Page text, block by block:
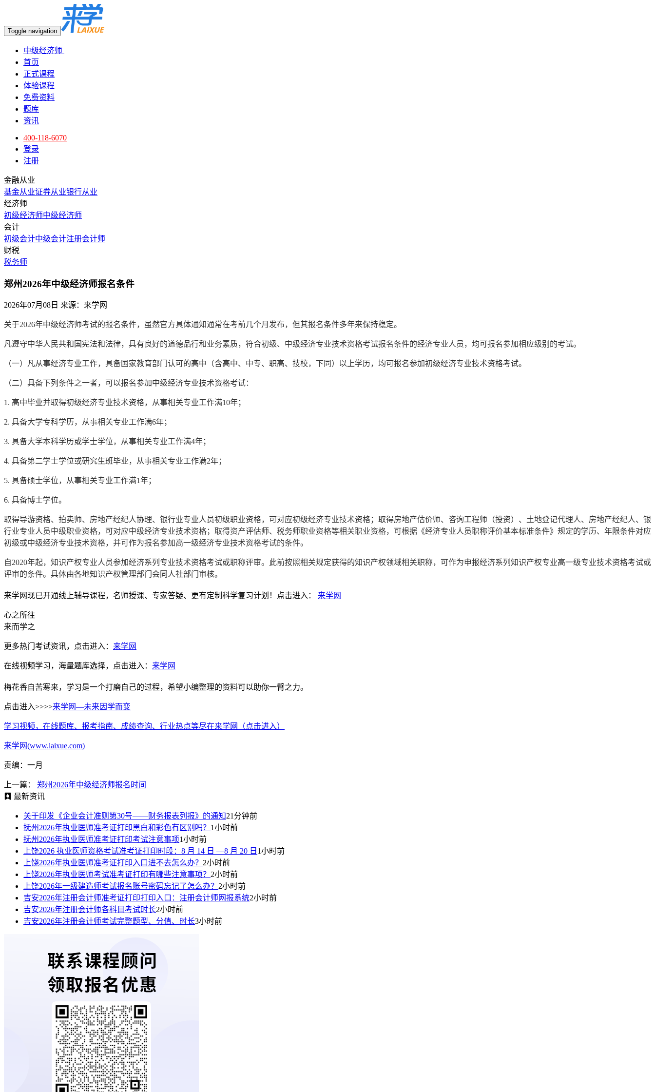
Toggle navigation
中级经济师
首页
正式课程
体验课程
免费资料
题库
资讯
400-118-6070
登录
注册
金融从业
基金从业证券从业银行从业
经济师
初级经济师中级经济师
会计
初级会计中级会计注册会计师
财税
税务师
郑州2026年中级经济师报名条件
2026年07月08日 来源：来学网
关于2026年中级经济师考试的报名条件，虽然官方具体通知通常在考前几个月发布，但其报名条件多年来保持稳定。
凡遵守中华人民共和国宪法和法律，具有良好的道德品行和业务素质，符合初级、中级经济专业技术资格考试报名条件的经济专业人员，均可报名参加相应级别的考试。
（一）凡从事经济专业工作，具备国家教育部门认可的高中（含高中、中专、职高、技校，下同）以上学历，均可报名参加初级经济专业技术资格考试。
（二）具备下列条件之一者，可以报名参加中级经济专业技术资格考试：
1. 高中毕业并取得初级经济专业技术资格，从事相关专业工作满10年；
2. 具备大学专科学历，从事相关专业工作满6年；
3. 具备大学本科学历或学士学位，从事相关专业工作满4年；
4. 具备第二学士学位或研究生班毕业，从事相关专业工作满2年；
5. 具备硕士学位，从事相关专业工作满1年；
6. 具备博士学位。
取得导游资格、拍卖师、房地产经纪人协理、银行业专业人员初级职业资格，可对应初级经济专业技术资格；取得房地产估价师、咨询工程师（投资）、土地登记代理人、房地产经纪人、银
行业专业人员中级职业资格，可对应中级经济专业技术资格；取得资产评估师、税务师职业资格等相关职业资格，可根据《经济专业人员职称评价基本标准条件》规定的学历、年限条件对应
初级或中级经济专业技术资格，并可作为报名参加高一级经济专业技术资格考试的条件。
自2020年起，知识产权专业人员参加经济系列专业技术资格考试或职称评审。此前按照相关规定获得的知识产权领域相关职称，可作为申报经济系列知识产权专业高一级专业技术资格考试或
评审的条件。具体由各地知识产权管理部门会同人社部门审核。
来学网现已开通线上辅导课程，名师授课、专家答疑、更有定制科学复习计划！点击进入： 来学网
心之所往
来而学之
更多热门考试资讯，点击进入： 来学网
在线视频学习，海量题库选择，点击进入： 来学网
梅花香自苦寒来，学习是一个打磨自己的过程，希望小编整理的资料可以助你一臂之力。
点击进入>>>>来学网—未来因学而变
学习视频，在线题库、报考指南、成绩查询、行业热点等尽在来学网（点击进入）
来学网(www.laixue.com)
责编：一月
上一篇：
郑州2026年中级经济师报名时间
最新资讯
关于印发《企业会计准则第30号——财务报表列报》的通知21分钟前
抚州2026年执业医师准考证打印黑白和彩色有区别吗？ 1小时前
抚州2026年执业医师准考证打印考试注意事项1小时前
上饶2026 执业医师资格考试准考证打印时段：8 月 14 日 —8 月 20 日 1小时前
上饶2026年执业医师准考证打印入口进不去怎么办？ 2小时前
上饶2026年执业医师考试准考证打印有哪些注意事项？ 2小时前
上饶2026年一级建造师考试报名账号密码忘记了怎么办？ 2小时前
吉安2026年注册会计师准考证打印打印入口：注册会计师网报系统2小时前
吉安2026年注册会计师各科目考试时长2小时前
吉安2026年注册会计师考试完整题型、分值、时长3小时前